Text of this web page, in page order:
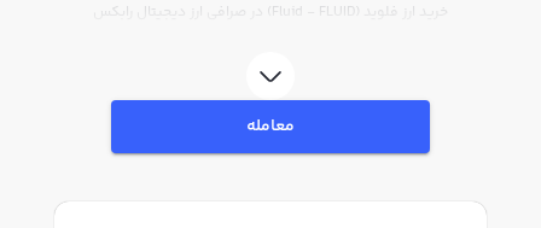
خرید ارز فلوید (Fluid - FLUID) در صرافی ارز دیجیتال رابکس
معامله